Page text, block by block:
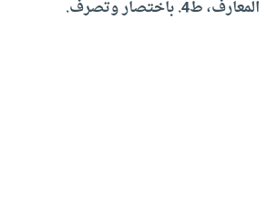
المعارف، ط4. باختصار وتصرف.